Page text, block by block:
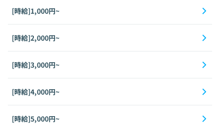
[時給]1,000円~
[時給]2,000円~
[時給]3,000円~
[時給]4,000円~
[時給]5,000円~